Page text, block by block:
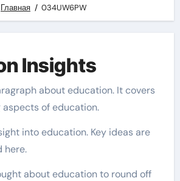
Главная 034UW6PW
Insights
about education. It covers
of education.
into education. Key ideas are
here.
about education to round off